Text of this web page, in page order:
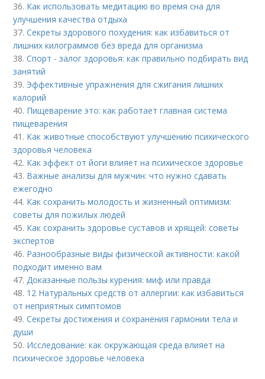
36. Как использовать медитацию во время сна для
улучшения качества отдыха
37.Секреты здорового похудения: как избавиться от
лишних килограммов без вреда для организма
38.Спорт - залог здоровья: как правильно подбирать вид
занятий
39. Эффективные упражнения для сжигания лишних
калорий
40. Пищеварение это: как работает главная система
пищеварения
41. Как животные способствуют улучшению психического
здоровья человека
42. Как эффект от йоги влияет на психическое здоровье
43. Важные анализы для мужчин: что нужно сдавать
ежегодно
44. Как сохранить молодость и жизненный оптимизм:
советы для пожилых людей
45. Как сохранить здоровье суставов и хрящей: советы
экспертов
46. Разнообразные виды физической активности: какой
подходит именно вам
47.Доказанные пользы курения: миф или правда
48. 12 Натуральных средств от аллергии: как избавиться
от неприятных симптомов
49.Секреты достижения и сохранения гармонии тела и
души
50. Исследование: как окружающая среда влияет на
психическое здоровье человека